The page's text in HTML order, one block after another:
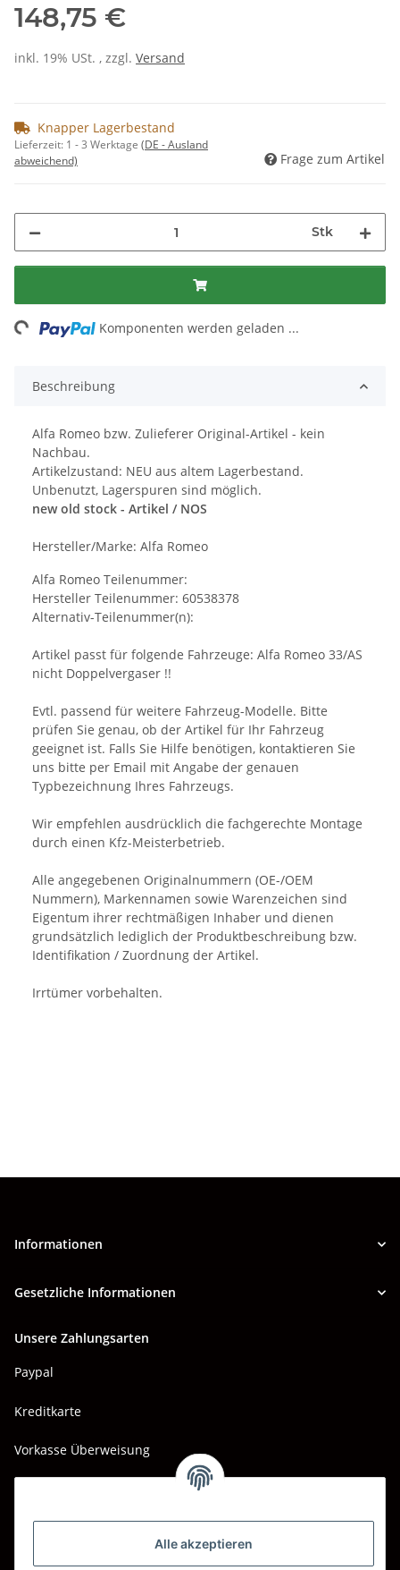
Alle akzeptieren
148,75 €
inkl. 19% USt. , zzgl. Versand
Knapper Lagerbestand
Lieferzeit: 1 - 3 Werktage (DE - Ausland
abweichend)
Frage zum Artikel
Stk
Komponenten werden geladen ...
Beschreibung
Alfa Romeo bzw. Zulieferer Original-Artikel - kein
Nachbau.
Artikelzustand: NEU aus altem Lagerbestand.
Unbenutzt, Lagerspuren sind möglich.
new old stock - Artikel / NOS
Hersteller/Marke: Alfa Romeo
Alfa Romeo Teilenummer:
Hersteller Teilenummer: 60538378
Alternativ-Teilenummer(n):
Artikel passt für folgende Fahrzeuge: Alfa Romeo 33/AS
nicht Doppelvergaser !!
Evtl. passend für weitere Fahrzeug-Modelle. Bitte
prüfen Sie genau, ob der Artikel für Ihr Fahrzeug
geeignet ist. Falls Sie Hilfe benötigen, kontaktieren Sie
uns bitte per Email mit Angabe der genauen
Typbezeichnung Ihres Fahrzeugs.
Wir empfehlen ausdrücklich die fachgerechte Montage
durch einen Kfz-Meisterbetrieb.
Alle angegebenen Originalnummern (OE-/OEM
Nummern), Markennamen sowie Warenzeichen sind
Eigentum ihrer rechtmäßigen Inhaber und dienen
grundsätzlich lediglich der Produktbeschreibung bzw.
Identifikation / Zuordnung der Artikel.
Irrtümer vorbehalten.
Informationen
Gesetzliche Informationen
Unsere Zahlungsarten
Paypal
Kreditkarte
Vorkasse Überweisung
Wir versenden mit